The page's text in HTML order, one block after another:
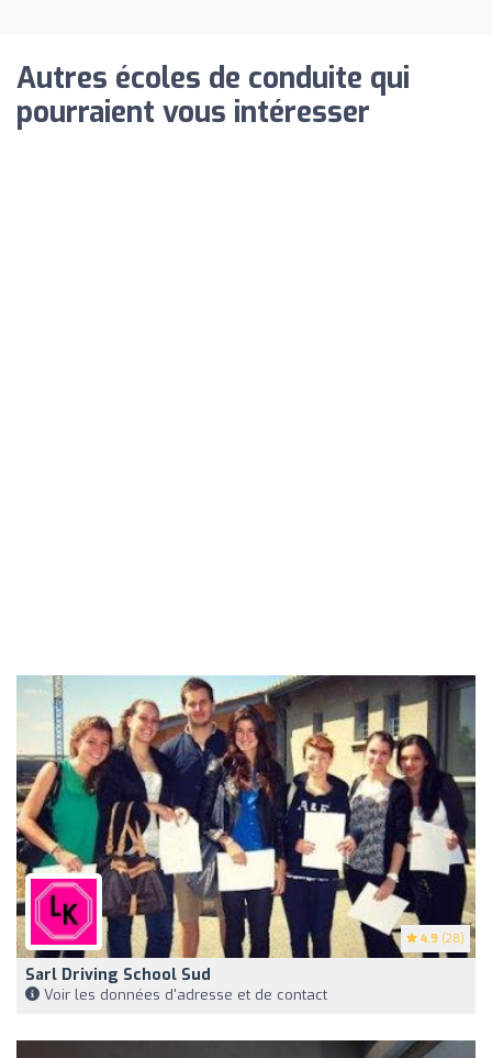
Autres écoles de conduite qui
pourraient vous intéresser
4.9 (28)
Sarl Driving School Sud
Voir les données d'adresse et de contact